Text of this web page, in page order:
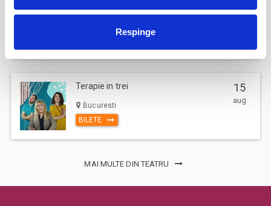
Respinge
14
Terapie in trei
Bucuresti
BILETE
15
aug
MAI MULTE DIN TEATRU